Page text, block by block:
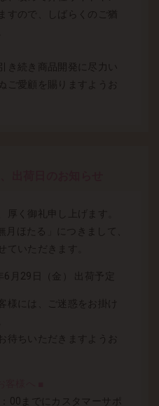
すので、しばらくのご猶
き続き商品開発に尽力い
ご愛顧を賜りますようお
厚く御礼申し上げます。
ほたる」につきまして、
ていただきます。
月29日（金） 出荷予定
様には、ご迷惑をお掛け
待ちいただきますようお
00までにカスタマーサポ